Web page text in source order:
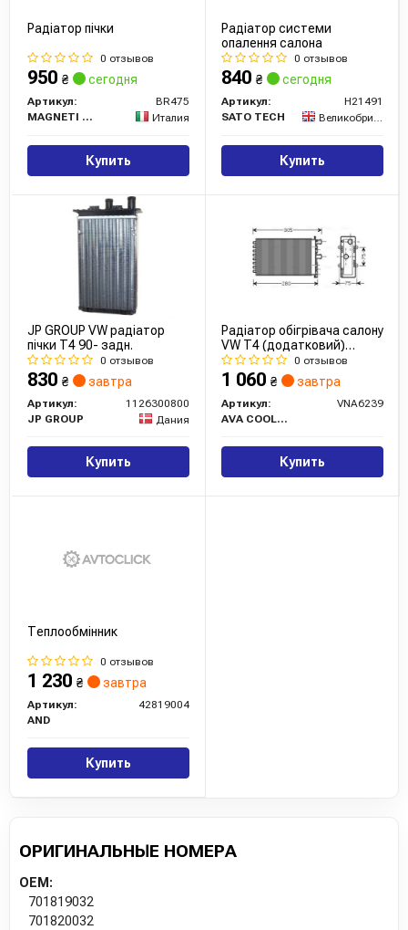
Радіатор пічки
0 отзывов
950 ₴ сегодня
Артикул:
BR475
MAGNETI MARELLI
Италия
Купить
Радіатор системи
опалення салона
0 отзывов
840 ₴ сегодня
Артикул:
H21491
SATO TECH
Великобритания
Купить
JP GROUP VW радіатор
пічки T4 90- задн.
0 отзывов
830 ₴ завтра
Артикул:
1126300800
JP GROUP
Дания
Купить
Радіатор обігрівача салону
VW T4 (додатковий)
(VNA6239) AVA0 отзывов
1 060 ₴ завтра
Артикул:
VNA6239
AVA COOLING
Купить
Теплообмінник
0 отзывов
1 230 ₴ завтра
Артикул:
42819004
AND
Купить
ОРИГИНАЛЬНЫЕ НОМЕРА
OEM:
701819032
701820032